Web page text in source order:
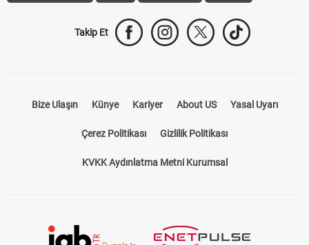
Takip Et
Bize Ulaşın Künye Kariyer About US Yasal Uyarı
Çerez Politikası Gizlilik Politikası
KVKK Aydınlatma Metni Kurumsal